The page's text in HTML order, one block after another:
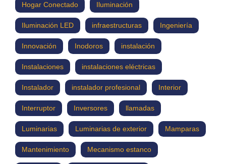
Hogar Conectado Iluminación
Iluminación LED infraestructuras Ingeniería
Innovación Inodoros instalación
Instalaciones instalaciones eléctricas
Instalador instalador profesional Interior
Interruptor Inversores llamadas
Luminarias Luminarias de exterior Mamparas
Mantenimiento Mecanismo estanco